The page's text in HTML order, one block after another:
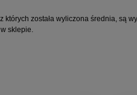
których została wyliczona średnia, są
sklepie.